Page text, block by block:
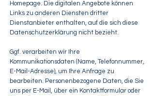
Homepage. Die digitalen Angebote können
Links zu anderen Diensten dritter
Dienstanbieter enthalten, auf die sich diese
Datenschutzerklärung nicht bezieht.
Ggf. verarbeiten wir Ihre
Kommunikationsdaten (Name, Telefonnummer,
E-Mail-Adresse), um Ihre Anfrage zu
bearbeiten. Personenbezogene Daten, die Sie
uns per E-Mail, über ein Kontaktformular oder